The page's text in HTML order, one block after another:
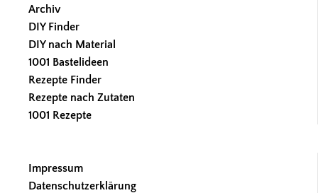
Archiv
DIY Finder
DIY nach Material
1001 Bastelideen
Rezepte Finder
Rezepte nach Zutaten
1001 Rezepte
Impressum
Datenschutzerklärung